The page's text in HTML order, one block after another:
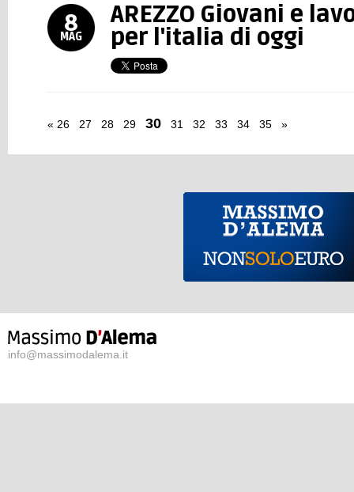
8
MAG
AREZZO Giovani e
per l'italia di oggi
« 26 27 28 29 30 31 32 33 34 35 »
info@massimodalema.it